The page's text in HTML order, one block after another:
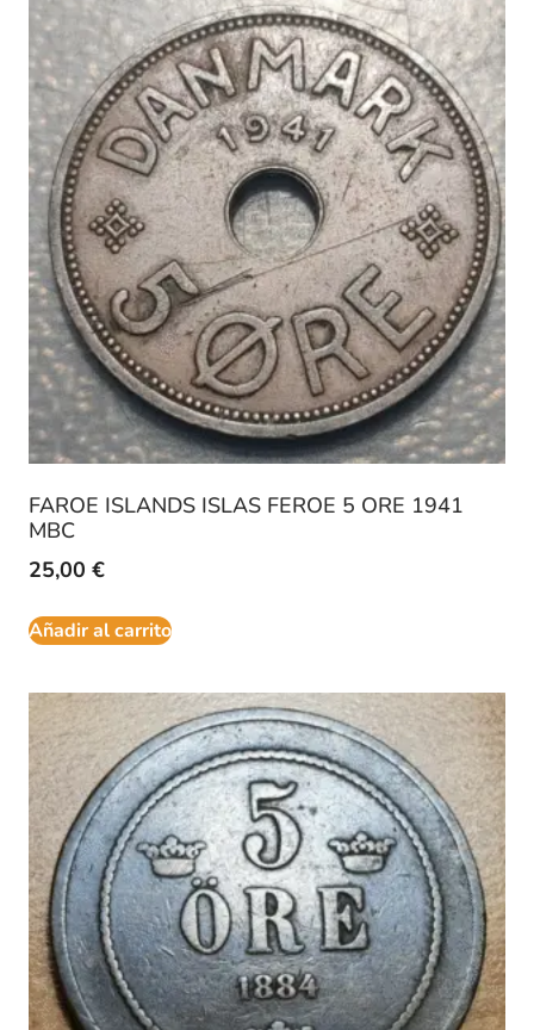
FAROE ISLANDS ISLAS FEROE 5 ORE 1941
MBC
25,00 €
Añadir al carrito